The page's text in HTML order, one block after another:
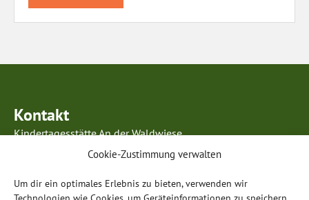
Cookie-Zustimmung verwalten
Um dir ein optimales Erlebnis zu bieten, verwenden wir
Kontakt
Kindertagesstätte An der Waldwiese
Kurmainzer Ring 63
Telefon: 0 60 28 / 99 85 96 5